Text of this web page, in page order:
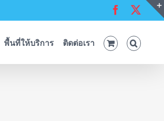
Facebook
พื้นที่ให้บริการ ติดต่อเรา